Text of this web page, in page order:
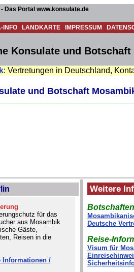
Das Portal www.konsulate.de
INFO LANDKARTE IMPRESSUM
Konsulate und
: Vertretungen in Deutschland,
und Botschaft
für das
aus Mosambik
Gäste,
Reisen in die
Informationen /
Weitere
Deutsche
Reise-
Visum für